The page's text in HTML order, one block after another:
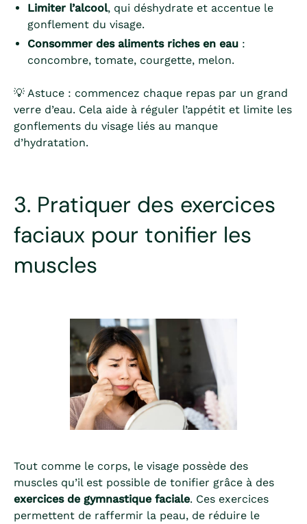
Limiter l’alcool, qui déshydrate et accentue le
gonflement du visage.
Consommer des aliments riches en eau :
concombre, tomate, courgette, melon.
💡 Astuce : commencez chaque repas par un grand
verre d’eau. Cela aide à réguler l’appétit et limite les
gonflements du visage liés au manque
d’hydratation.
3. Pratiquer des exercices
faciaux pour tonifier les
muscles
Tout comme le corps, le visage possède des
muscles qu’il est possible de tonifier grâce à des
exercices de gymnastique faciale. Ces exercices
permettent de raffermir la peau, de réduire le